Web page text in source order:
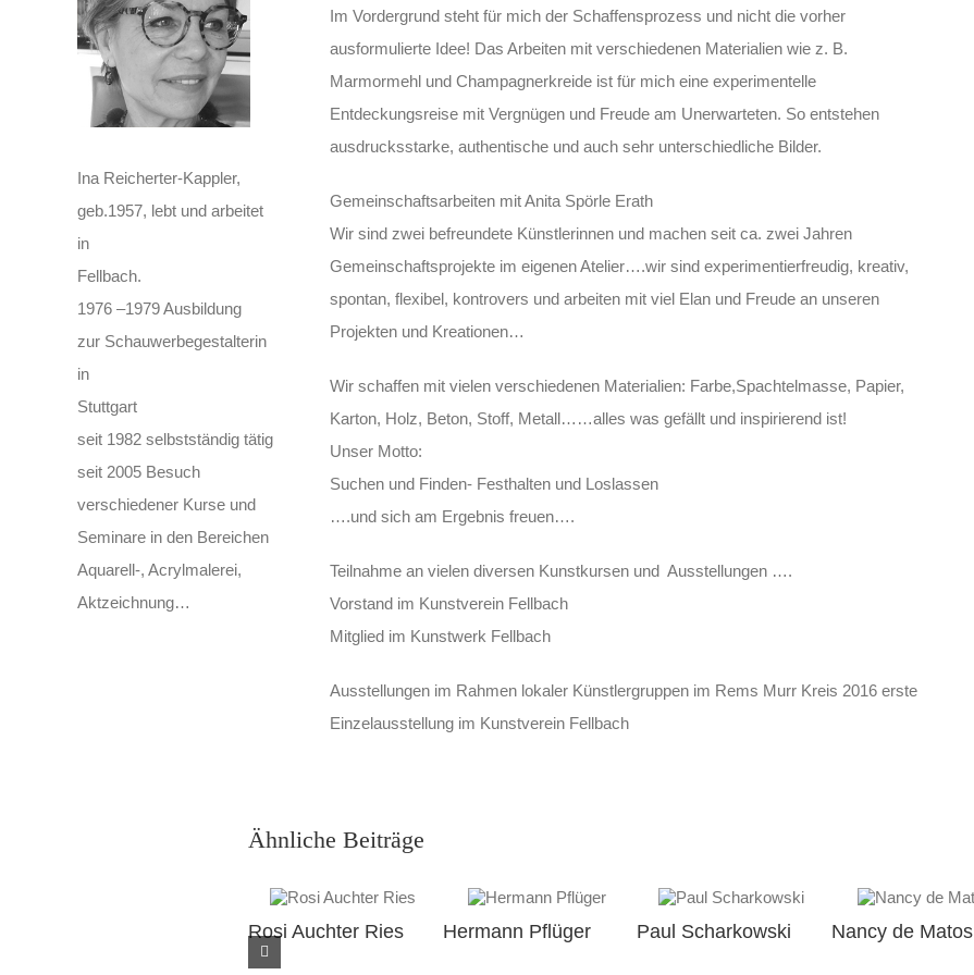
Ina Reicherter-Kappler,
geb.1957, lebt und arbeitet
in
Fellbach.
1976 –1979 Ausbildung
zur Schauwerbegestalterin
in
Stuttgart
seit 1982 selbstständig tätig
seit 2005 Besuch
verschiedener Kurse und
Seminare in den Bereichen
Aquarell-, Acrylmalerei,
Aktzeichnung…
Im Vordergrund steht für mich der Schaffensprozess und nicht die vorher
ausformulierte Idee! Das Arbeiten mit verschiedenen Materialien wie z. B.
Marmormehl und Champagnerkreide ist für mich eine experimentelle
Entdeckungsreise mit Vergnügen und Freude am Unerwarteten. So entstehen
ausdrucksstarke, authentische und auch sehr unterschiedliche Bilder.
Gemeinschaftsarbeiten mit Anita Spörle Erath
Wir sind zwei befreundete Künstlerinnen und machen seit ca. zwei Jahren
Gemeinschaftsprojekte im eigenen Atelier….wir sind experimentierfreudig, kreativ,
spontan, flexibel, kontrovers und arbeiten mit viel Elan und Freude an unseren
Projekten und Kreationen…
Wir schaffen mit vielen verschiedenen Materialien: Farbe,Spachtelmasse, Papier,
Karton, Holz, Beton, Stoff, Metall……alles was gefällt und inspirierend ist!
Unser Motto:
Suchen und Finden- Festhalten und Loslassen
….und sich am Ergebnis freuen….
Teilnahme an vielen diversen Kunstkursen und Ausstellungen ….
Vorstand im Kunstverein Fellbach
Mitglied im Kunstwerk Fellbach
Ausstellungen im Rahmen lokaler Künstlergruppen im Rems Murr Kreis 2016 erste
Einzelausstellung im Kunstverein Fellbach
Ähnliche Beiträge
Rosi Auchter Ries Hermann Pflüger Paul Scharkowski Nancy de Matos